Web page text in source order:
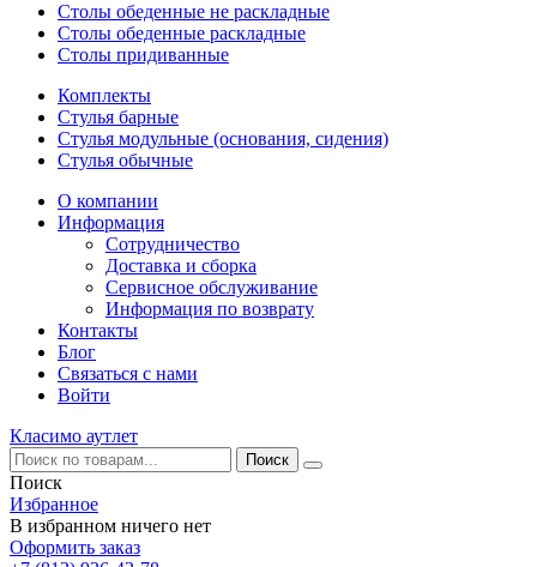
Столы обеденные не раскладные
Столы обеденные раскладные
Столы придиванные
Комплекты
Стулья барные
Стулья модульные (основания, сидения)
Стулья обычные
О компании
Информация
Сотрудничество
Доставка и сборка
Сервисное обслуживание
Информация по возврату
Контакты
Блог
Связаться с нами
Войти
Класимо аутлет
Поиск
Избранное
В избранном ничего нет
Оформить заказ